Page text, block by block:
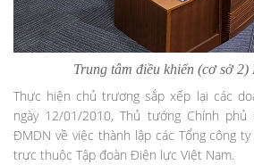
Trung tâm điều khiển (cơ sở
Thực hiện chủ trương sắp xếp lại các
ngày 12/01/2010, Thủ tướng Chính phủ
ĐMDN về việc thành lập các Tổng công
trực thuộc Tập đoàn Điện lực Việt Nam.